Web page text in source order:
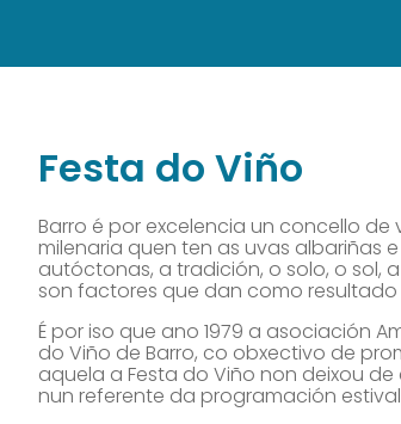
Festa do Viño
Barro é por excelencia un concello
milenaria quen ten as uvas albariñas
autóctonas, a tradición, o solo, o sol,
son factores que dan como resultado
É por iso que ano 1979 a asociación
do Viño de Barro, co obxectivo de
aquela a Festa do Viño non deixou
nun referente da programación